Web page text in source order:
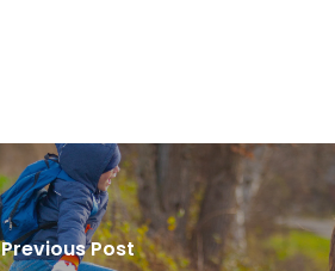
Previous Post